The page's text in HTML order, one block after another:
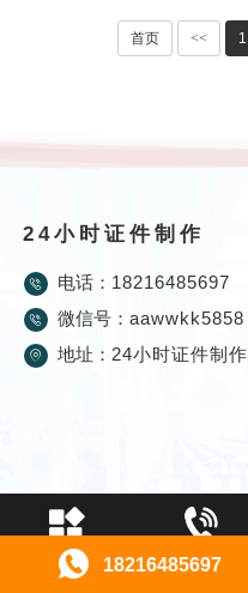
首页 << 1
24小时证件制作
电话： 18216485697
微信号： aawwkk5858
地址： 24小时证件制作
证件制作 电话咨询
18216485697